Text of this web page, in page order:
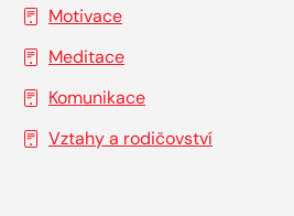
Motivace
Meditace
Komunikace
Vztahy a rodičovství